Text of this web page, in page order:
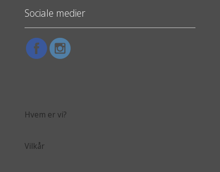
Sociale medier
Hvem er vi?
Vilkår